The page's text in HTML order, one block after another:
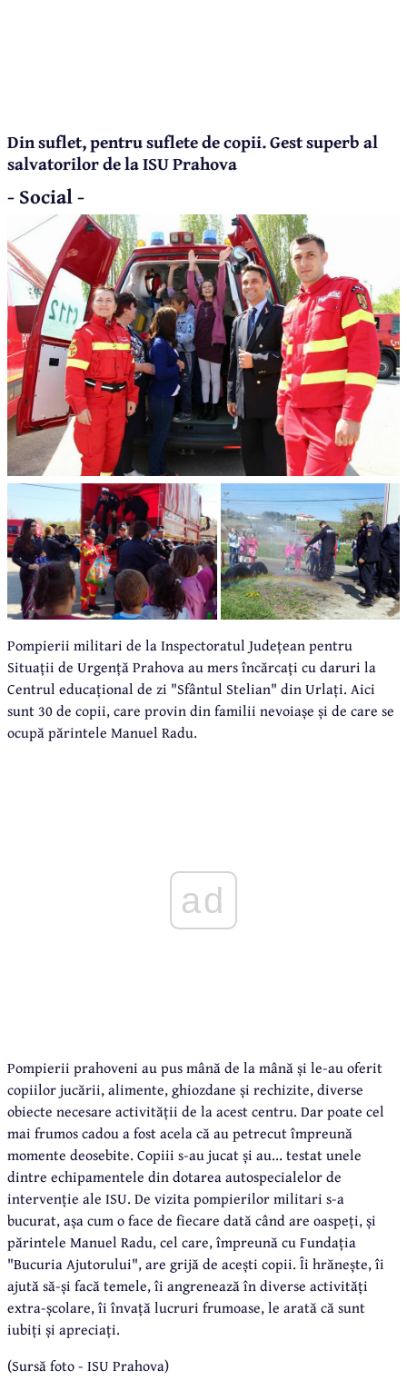
Din suflet, pentru suflete de copii. Gest superb al
salvatorilor de la ISU Prahova
- Social -
Pompierii militari de la Inspectoratul Județean pentru
Situații de Urgență Prahova au mers încărcați cu daruri la
Centrul educațional de zi "Sfântul Stelian" din Urlați. Aici
sunt 30 de copii, care provin din familii nevoiașe și de care se
ocupă părintele Manuel Radu.
ad
Pompierii prahoveni au pus mână de la mână și le-au oferit
copiilor jucării, alimente, ghiozdane și rechizite, diverse
obiecte necesare activității de la acest centru. Dar poate cel
mai frumos cadou a fost acela că au petrecut împreună
momente deosebite. Copiii s-au jucat și au... testat unele
dintre echipamentele din dotarea autospecialelor de
intervenție ale ISU. De vizita pompierilor militari s-a
bucurat, așa cum o face de fiecare dată când are oaspeți, și
părintele Manuel Radu, cel care, împreună cu Fundația
"Bucuria Ajutorului", are grijă de acești copii. Îi hrănește, îi
ajută să-și facă temele, îi angrenează în diverse activități
extra-școlare, îi învață lucruri frumoase, le arată că sunt
iubiți și apreciați.
(Sursă foto - ISU Prahova)